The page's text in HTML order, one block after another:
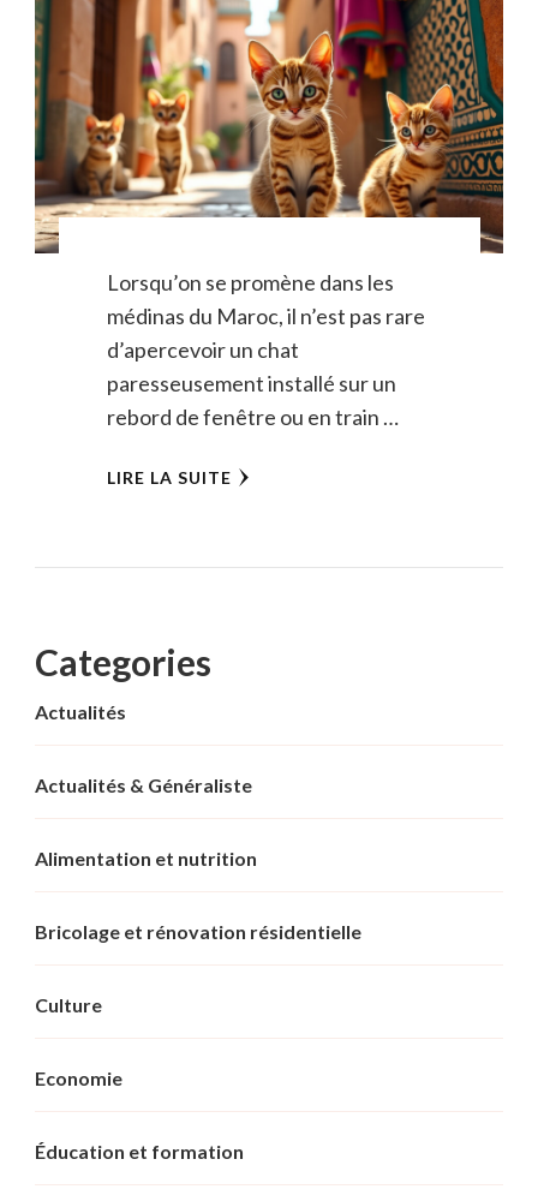
Lorsqu’on se promène dans les
médinas du Maroc, il n’est pas rare
d’apercevoir un chat
paresseusement installé sur un
rebord de fenêtre ou en train …
LIRE LA SUITE
Categories
Actualités
Actualités & Généraliste
Alimentation et nutrition
Bricolage et rénovation résidentielle
Culture
Economie
Éducation et formation